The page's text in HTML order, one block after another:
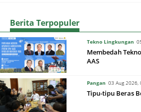
Berita Terpopuler
Tekno Lingkungan
Membedah
AAS
Pangan 03 Aug 2026,
Tipu-tipu Beras